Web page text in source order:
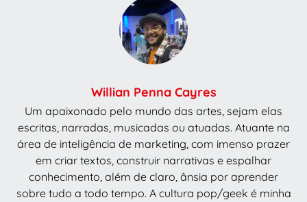
Willian Penna Cayres
Um apaixonado pelo mundo das artes, sejam elas
escritas, narradas, musicadas ou atuadas. Atuante na
área de inteligência de marketing, com imenso prazer
em criar textos, construir narrativas e espalhar
conhecimento, além de claro, ânsia por aprender
sobre tudo a todo tempo. A cultura pop/geek é minha